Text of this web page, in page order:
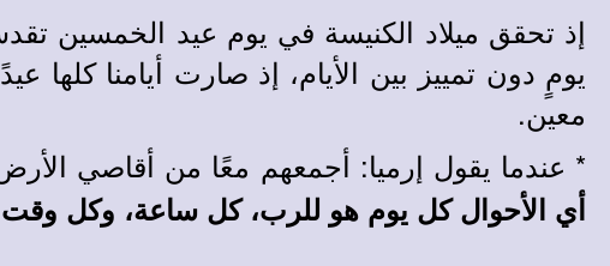
إذ تحقق ميلاد الكنيسة في يوم عيد الخمسين
يومٍ دون تمييز بين الأيام، إذ صارت أيامنا
معين.
* عندما يقول إرميا: أجمعهم معًا من أقاصي
أي الأحوال كل يوم هو للرب، كل ساعة، وكل وقت